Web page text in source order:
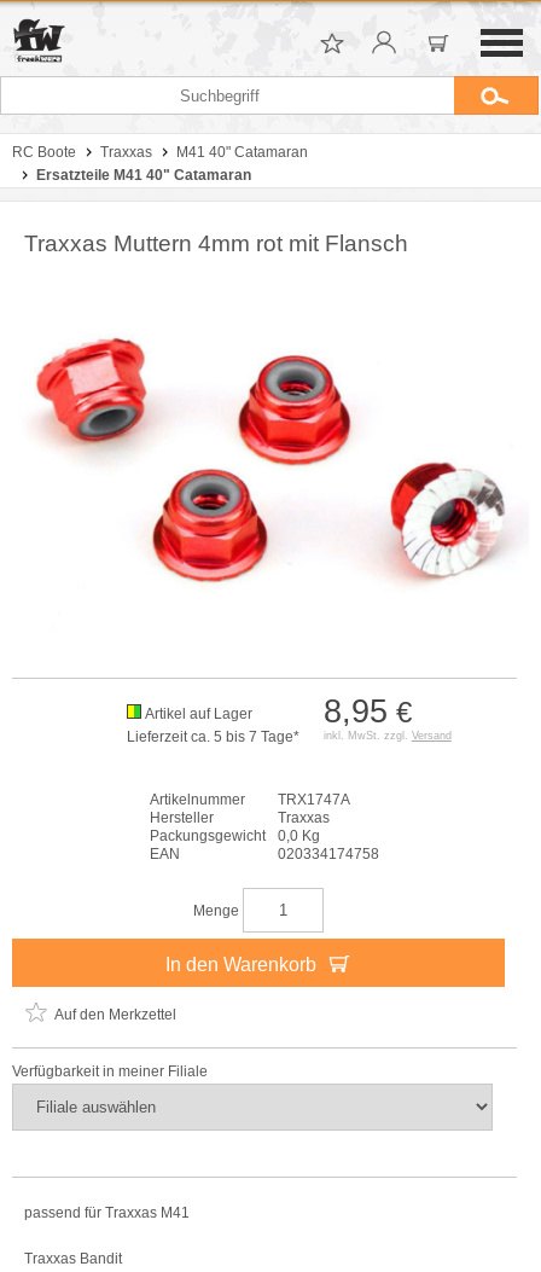
RC Boote Traxxas
M41 40" Catamaran
Ersatzteile M41 40" Catamaran
Traxxas Muttern 4mm rot mit Flansch
8,95 €
inkl. MwSt. zzgl. Versand
Artikel auf Lager
Lieferzeit ca. 5 bis 7 Tage*
Artikelnummer
TRX1747A
Hersteller
Traxxas
Packungsgewicht
0,0 Kg
EAN
020334174758
Menge
In den Warenkorb
Auf den Merkzettel
Verfügbarkeit in meiner Filiale
passend für Traxxas M41
Traxxas Bandit